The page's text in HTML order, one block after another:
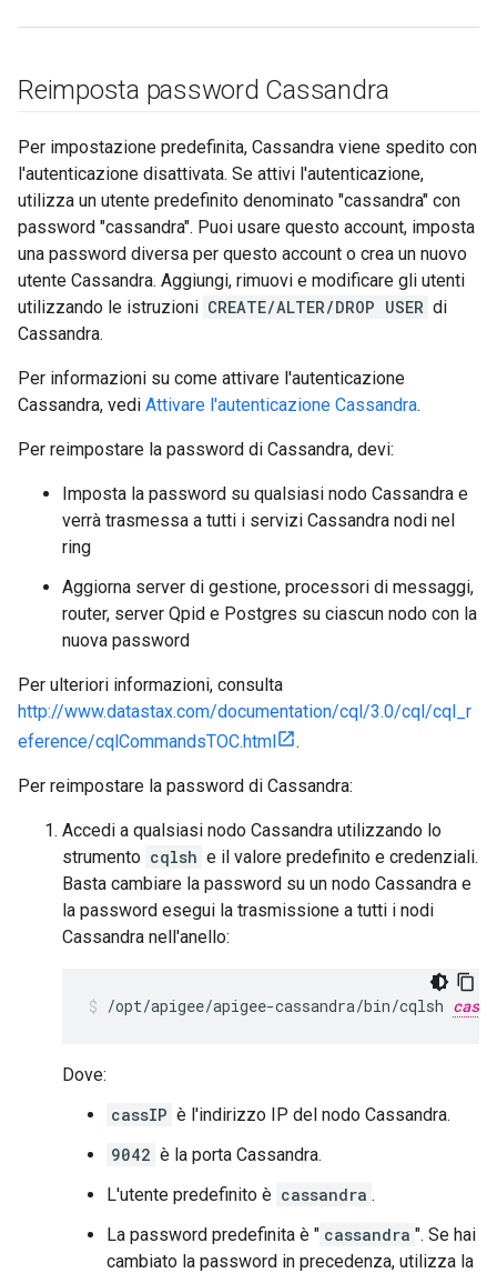
Reimposta password Cassandra
Per impostazione predefinita, Cassandra viene spedito con
l'autenticazione disattivata. Se attivi l'autenticazione,
utilizza un utente predefinito denominato "cassandra" con
password "cassandra". Puoi usare questo account, imposta
una password diversa per questo account o crea un nuovo
utente Cassandra. Aggiungi, rimuovi e modificare gli utenti
utilizzando le istruzioni CREATE/ALTER/DROP USER di
Cassandra.
Per informazioni su come attivare l'autenticazione
Cassandra, vedi Attivare l'autenticazione Cassandra.
Per reimpostare la password di Cassandra, devi:
Imposta la password su qualsiasi nodo Cassandra e
verrà trasmessa a tutti i servizi Cassandra nodi nel
ring
Aggiorna server di gestione, processori di messaggi,
router, server Qpid e Postgres su ciascun nodo con la
nuova password
Per ulteriori informazioni, consulta
http://www.datastax.com/documentation/cql/3.0/cql/cql_r
eference/cqlCommandsTOC.html
.
Per reimpostare la password di Cassandra:
Accedi a qualsiasi nodo Cassandra utilizzando lo
strumento cqlsh e il valore predefinito e credenziali.
Basta cambiare la password su un nodo Cassandra e
la password esegui la trasmissione a tutti i nodi
Cassandra nell'anello:
/opt/apigee/apigee-cassandra/bin/cqlsh
Dove:
cassIP è l'indirizzo IP del nodo Cassandra.
9042 è la porta Cassandra.
L'utente predefinito è cassandra .
La password predefinita è " cassandra ". Se hai
cambiato la password in precedenza, utilizza la